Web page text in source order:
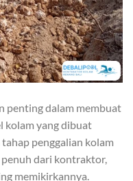
penting dalam membuat
kolam yang dibuat
penggalian kolam
dari kontraktor,
memikirkannya.